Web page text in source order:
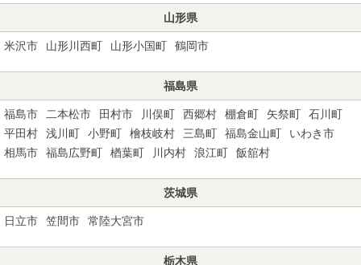
山形県
米沢市 山形川西町 山形小国町 鶴岡市
福島県
福島市 二本松市 田村市 川俣町 西郷村 棚倉町 矢祭町
石川町
平田村
浅川町 小野町 檜枝岐村 三島町 福島金山町
いわき市
相馬市
福島広野町 楢葉町 川内村 浪江町 飯舘村
茨城県
日立市 笠間市 常陸大宮市
栃木県